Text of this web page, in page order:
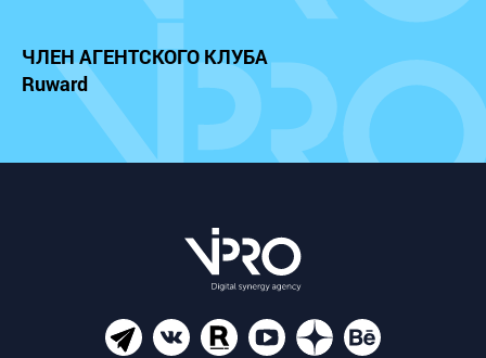
ЧЛЕН АГЕНТСКОГО КЛУБА
Ruward